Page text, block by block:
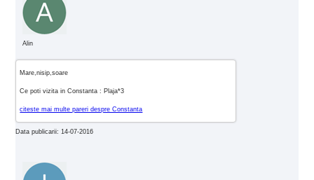
Alin
Mare,nisip,soare
Ce poti vizita in Constanta : Plaja*3
citeste mai multe pareri despre Constanta
Data publicarii: 14-07-2016